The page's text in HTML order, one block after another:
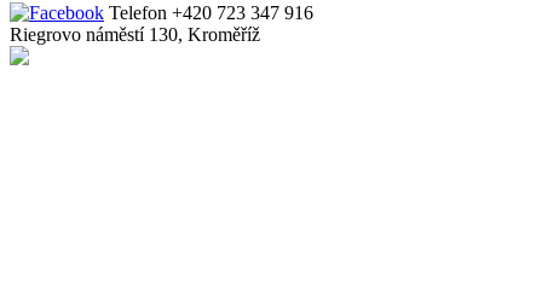
Telefon +420 723 347 916
Riegrovo náměstí 130, Kroměříž